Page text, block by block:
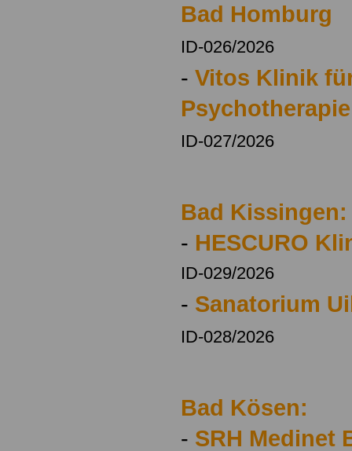
Bad Homburg
ID-026/2026
- Vitos Klinik
ID-027/2026
Bad Kissingen:
- HESCURO
ID-029/2026
- Sanatorium
ID-028/2026
Bad Kösen:
- SRH Medinet